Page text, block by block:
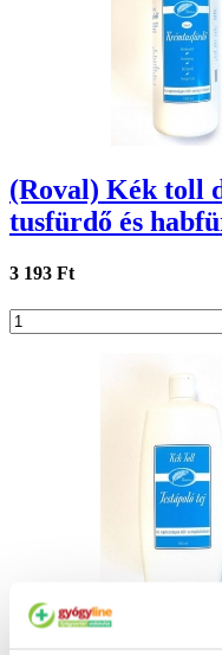
(Roval) Kék toll
tusfürdő és
3 193 Ft